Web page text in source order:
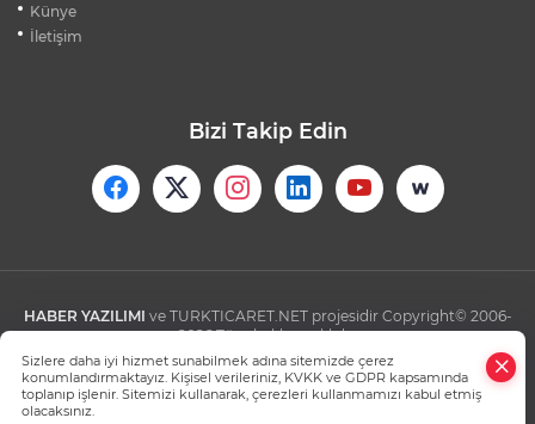
Künye
İletişim
Bizi Takip Edin
HABER YAZILIMI ve TURKTICARET.NET projesidir Copyright© 2006-
2026 Tüm hakları saklıdır.
Sizlere daha iyi hizmet sunabilmek adına sitemizde çerez
konumlandırmaktayız. Kişisel verileriniz, KVKK ve GDPR kapsamında
toplanıp işlenir. Sitemizi kullanarak, çerezleri kullanmamızı kabul etmiş
olacaksınız.